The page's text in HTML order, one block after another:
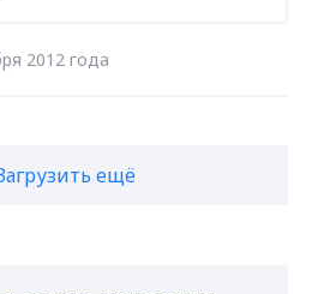
2012 года
ещё